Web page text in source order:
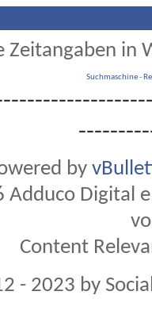
Zeitangaben in
Suchmaschine-
by
Digital
Content
- 2023 by